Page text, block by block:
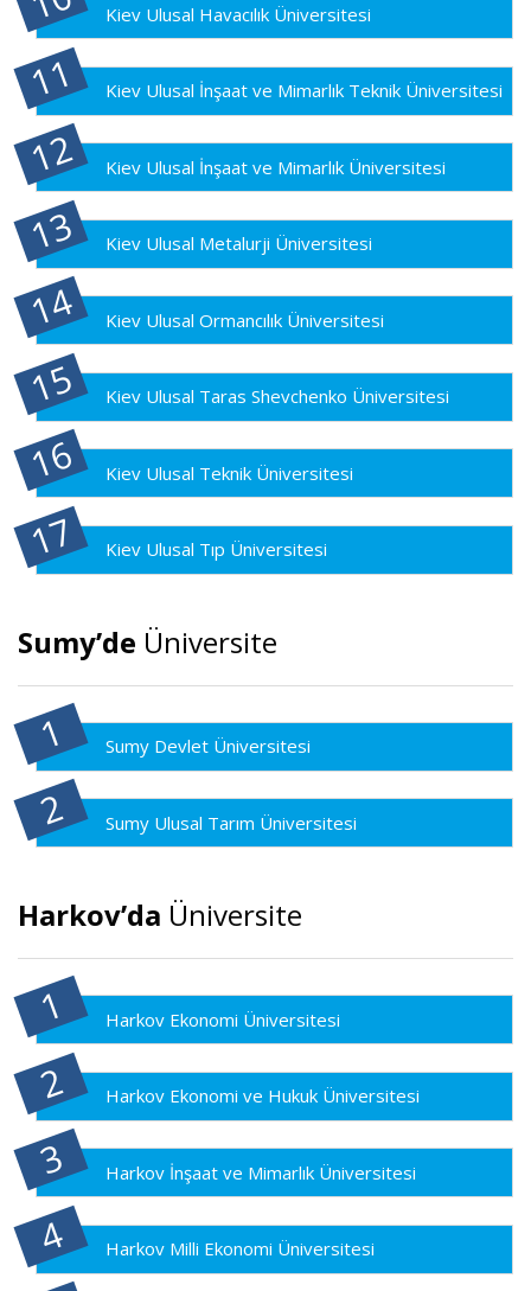
Kiev Ulusal Havacılık Üniversitesi
Kiev Ulusal İnşaat ve Mimarlık Teknik Üniversitesi
Kiev Ulusal İnşaat ve Mimarlık Üniversitesi
Kiev Ulusal Metalurji Üniversitesi
Kiev Ulusal Ormancılık Üniversitesi
Kiev Ulusal Taras Shevchenko Üniversitesi
Kiev Ulusal Teknik Üniversitesi
Kiev Ulusal Tıp Üniversitesi
Sumy’de Üniversite
Sumy Devlet Üniversitesi
Sumy Ulusal Tarım Üniversitesi
Harkov’da Üniversite
Harkov Ekonomi Üniversitesi
Harkov Ekonomi ve Hukuk Üniversitesi
Harkov İnşaat ve Mimarlık Üniversitesi
Harkov Milli Ekonomi Üniversitesi